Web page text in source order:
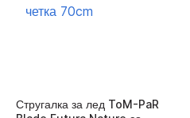
Стругалка за лед ToM-PaR